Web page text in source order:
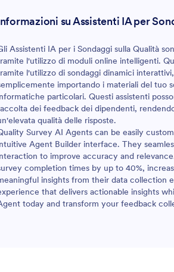
su Assistenti IA per
Assistenti IA per i Sondaggi sulla Qualità
l'utilizzo di moduli online intelligenti.
l'utilizzo di sondaggi dinamici
importando i materiali del tuo
particolari. Questi assistenti
dei feedback dei dipendenti,
qualità delle risposte.
Survey AI Agents can be easily
Agent Builder interface. They
to improve accuracy and
completion times by up to 40%,
insights from their data collection
that delivers actionable insights
today and transform your feedback